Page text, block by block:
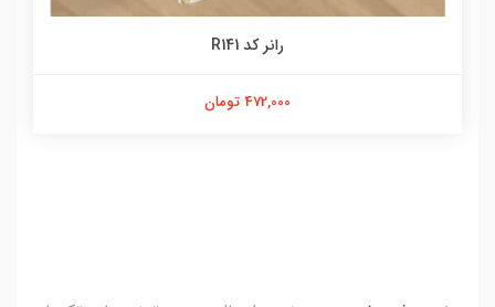
رانر کد R141
472,000 تومان